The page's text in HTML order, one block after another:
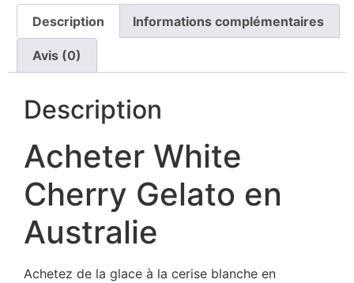
Description Informations complémentaires
Avis (0)
Description
Acheter White
Cherry Gelato en
Australie
Achetez de la glace à la cerise blanche en